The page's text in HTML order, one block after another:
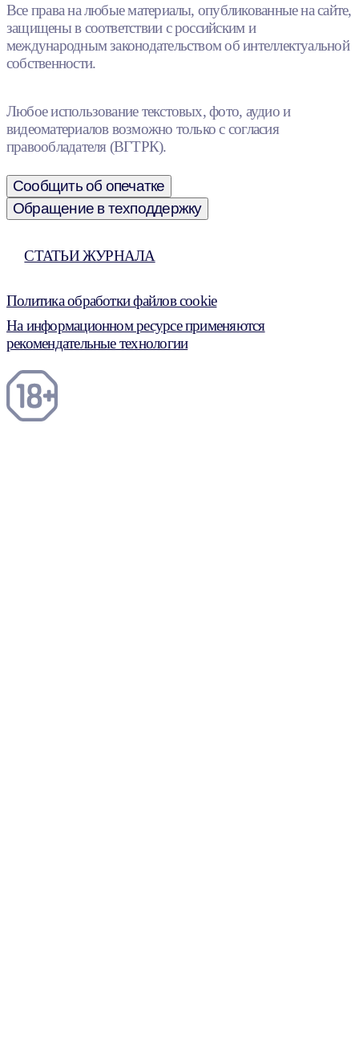
Все права на любые материалы, опубликованные на сайте,
защищены в соответствии с российским и
международным законодательством об интеллектуальной
собственности.
Любое использование текстовых, фото, аудио и
видеоматериалов возможно только с согласия
правообладателя (ВГТРК).
Сообщить об опечатке
Обращение в техподдержку
СТАТЬИ ЖУРНАЛА
Политика обработки файлов cookie
На информационном ресурсе применяются
рекомендательные технологии